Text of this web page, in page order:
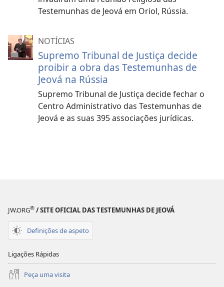
Testemunhas de Jeová em Oriol, Rússia.
NOTÍCIAS
Supremo Tribunal de Justiça decide
proibir a obra das Testemunhas de
Jeová na Rússia
Supremo Tribunal de Justiça decide fechar o
Centro Administrativo das Testemunhas de
Jeová e as suas 395 associações jurídicas.
JW.ORG® / SITE OFICIAL DAS TESTEMUNHAS DE JEOVÁ
Definições de aspeto
Ligações Rápidas
Peça uma visita